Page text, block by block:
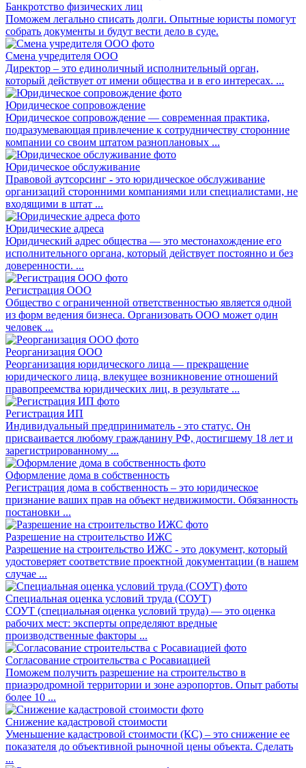
Банкротство физических лиц
Поможем легально списать долги. Опытные юристы помогут
собрать документы и будут вести дело в суде.
Смена учредителя ООО
Директор – это единоличный исполнительный орган,
который действует от имени общества и в его интересах. ...
Юридическое сопровождение
Юридическое сопровождение — современная практика,
подразумевающая привлечение к сотрудничеству сторонние
компании со своим штатом разноплановых ...
Юридическое обслуживание
Правовой аутсорсинг - это юридическое обслуживание
организаций сторонними компаниями или специалистами, не
входящими в штат ...
Юридические адреса
Юридический адрес общества — это местонахождение его
исполнительного органа, который действует постоянно и без
доверенности. ...
Регистрация ООО
Общество с ограниченной ответственностью является одной
из форм ведения бизнеса. Организовать ООО может один
человек ...
Реорганизация ООО
Реорганизация юридического лица — прекращение
юридического лица, влекущее возникновение отношений
правопреемства юридических лиц, в результате ...
Регистрация ИП
Индивидуальный предприниматель - это статус. Он
присваивается любому гражданину РФ, достигшему 18 лет и
зарегистрированному ...
Оформление дома в собственность
Регистрация дома в собственность – это юридическое
признание ваших прав на объект недвижимости. Обязанность
постановки ...
Разрешение на строительство ИЖС
Разрешение на строительство ИЖС - это документ, который
удостоверяет соответствие проектной документации (в нашем
случае ...
Специальная оценка условий труда (СОУТ)
СОУТ (специальная оценка условий труда) — это оценка
рабочих мест: эксперты определяют вредные
производственные факторы ...
Согласование строительства с Росавиацией
Поможем получить разрешение на строительство в
приаэродромной территории и зоне аэропортов. Опыт работы
более 10 ...
Снижение кадастровой стоимости
Уменьшение кадастровой стоимости (КС) – это снижение ее
показателя до объективной рыночной цены объекта. Сделать
...